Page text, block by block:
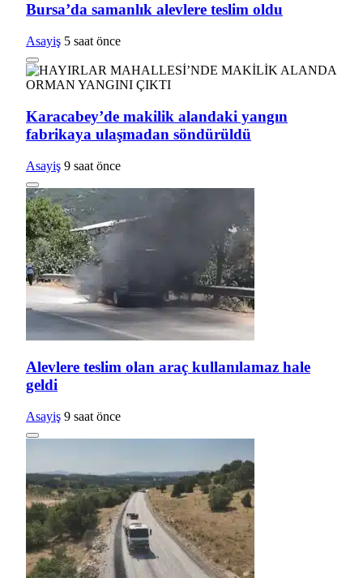
Bursa’da samanlık alevlere teslim oldu
Asayiş 5 saat önce
Karacabey’de makilik alandaki yangın
fabrikaya ulaşmadan söndürüldü
Asayiş 9 saat önce
Alevlere teslim olan araç kullanılamaz hale
geldi
Asayiş 9 saat önce